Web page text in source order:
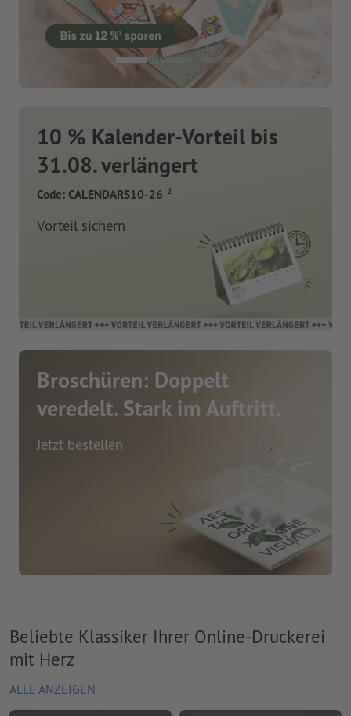
10 % Kalender-Vorteil bis
31.08. verlängert
Code: CALENDARS10-26 2
Vorteil sichern
Broschüren: Doppelt
veredelt. Stark im Auftritt.
Jetzt bestellen
Beliebte Klassiker Ihrer Online-Druckerei
mit Herz
ALLE ANZEIGEN